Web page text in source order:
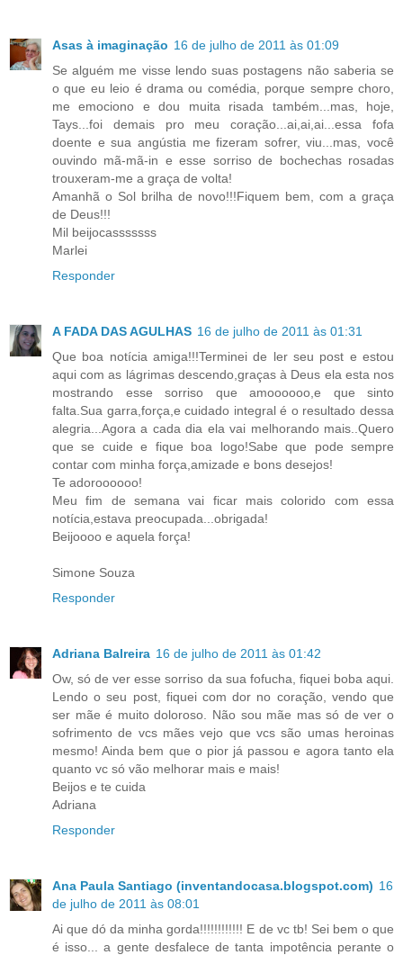
Asas à imaginação 16 de julho de 2011 às 01:09
Se alguém me visse lendo suas postagens não saberia se
o que eu leio é drama ou comédia, porque sempre choro,
me emociono e dou muita risada também...mas, hoje,
Tays...foi demais pro meu coração...ai,ai,ai...essa fofa
doente e sua angústia me fizeram sofrer, viu...mas, você
ouvindo mã-mã-in e esse sorriso de bochechas rosadas
trouxeram-me a graça de volta!
Amanhã o Sol brilha de novo!!!Fiquem bem, com a graça
de Deus!!!
Mil beijocasssssss
Marlei
Responder
A FADA DAS AGULHAS 16 de julho de 2011 às 01:31
Que boa notícia amiga!!!Terminei de ler seu post e estou
aqui com as lágrimas descendo,graças à Deus ela esta nos
mostrando esse sorriso que amoooooo,e que sinto
falta.Sua garra,força,e cuidado integral é o resultado dessa
alegria...Agora a cada dia ela vai melhorando mais..Quero
que se cuide e fique boa logo!Sabe que pode sempre
contar com minha força,amizade e bons desejos!
Te adoroooooo!
Meu fim de semana vai ficar mais colorido com essa
notícia,estava preocupada...obrigada!
Beijoooo e aquela força!
Simone Souza
Responder
Adriana Balreira 16 de julho de 2011 às 01:42
Ow, só de ver esse sorriso da sua fofucha, fiquei boba aqui.
Lendo o seu post, fiquei com dor no coração, vendo que
ser mãe é muito doloroso. Não sou mãe mas só de ver o
sofrimento de vcs mães vejo que vcs são umas heroinas
mesmo! Ainda bem que o pior já passou e agora tanto ela
quanto vc só vão melhorar mais e mais!
Beijos e te cuida
Adriana
Responder
Ana Paula Santiago (inventandocasa.blogspot.com) 16
de julho de 2011 às 08:01
Ai que dó da minha gorda!!!!!!!!!!!! E de vc tb! Sei bem o que
é isso... a gente desfalece de tanta impotência perante o